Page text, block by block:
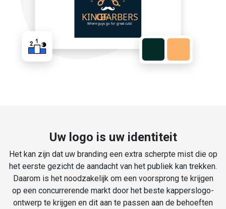
Uw logo is uw identiteit
Het kan zijn dat uw branding een extra scherpte mist die op
het eerste gezicht de aandacht van het publiek kan trekken.
Daarom is het noodzakelijk om een voorsprong te krijgen
op een concurrerende markt door het beste kapperslogo-
ontwerp te krijgen en dit aan te passen aan de behoeften